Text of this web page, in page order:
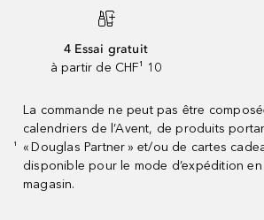
4 Essai gratuit
à partir de CHF¹ 10
¹
La commande ne peut pas être
calendriers de l’Avent, de produits
« Douglas Partner » et/ou de cartes
disponible pour le mode d’expédition
magasin.